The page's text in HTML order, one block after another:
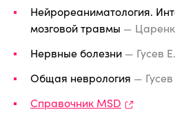
Нейрореаниматология.
мозговой травмы —
Нервные болезни — Гусев
Общая неврология —
Справочник MSD